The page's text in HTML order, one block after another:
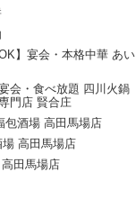
】宴会・本格中華 あい
会・食べ放題 四川火鍋
門店 賢合庄
包酒場 高田馬場店
高田馬場店
田馬場店